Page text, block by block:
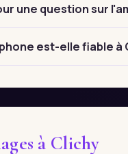
une question sur
est-elle fiable à
à Clichy